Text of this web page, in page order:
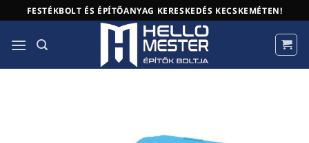
to
content
FESTÉKBOLT ÉS ÉPÍTŐANYAG KERESKEDÉS KECSKEMÉTEN!